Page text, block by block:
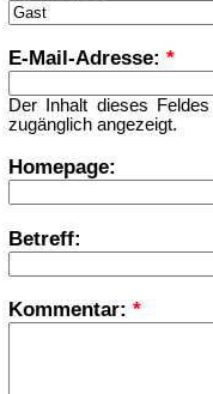
E-Mail-Adresse: *
Der Inhalt dieses
zugänglich angezeigt.
Homepage:
Betreff:
Kommentar: *